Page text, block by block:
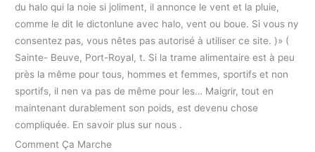
du halo qui la noie si joliment, il annonce le vent et la pluie,
comme le dit le dictonlune avec halo, vent ou boue. Si vous ny
consentez pas, vous nêtes pas autorisé à utiliser ce site. )» (
Sainte- Beuve, Port-Royal, t. Si la trame alimentaire est à peu
près la même pour tous, hommes et femmes, sportifs et non
sportifs, il nen va pas de même pour les… Maigrir, tout en
maintenant durablement son poids, est devenu chose
compliquée. En savoir plus sur nous .
Comment Ça Marche